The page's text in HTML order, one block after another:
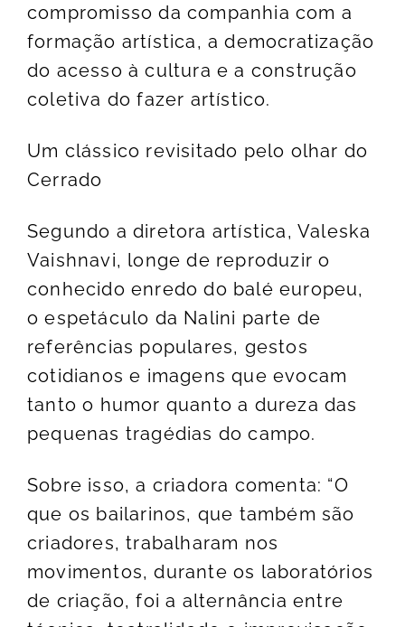
compromisso da companhia com a
formação artística, a democratização
do acesso à cultura e a construção
coletiva do fazer artístico.
Um clássico revisitado pelo olhar do
Cerrado
Segundo a diretora artística, Valeska
Vaishnavi, longe de reproduzir o
conhecido enredo do balé europeu,
o espetáculo da Nalini parte de
referências populares, gestos
cotidianos e imagens que evocam
tanto o humor quanto a dureza das
pequenas tragédias do campo.
Sobre isso, a criadora comenta: “O
que os bailarinos, que também são
criadores, trabalharam nos
movimentos, durante os laboratórios
de criação, foi a alternância entre